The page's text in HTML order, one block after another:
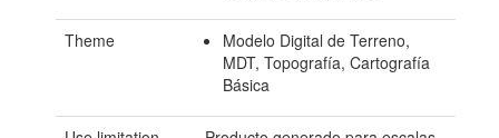
Theme
Modelo Digital de Terreno,
MDT, Topografía, Cartografía
Básica